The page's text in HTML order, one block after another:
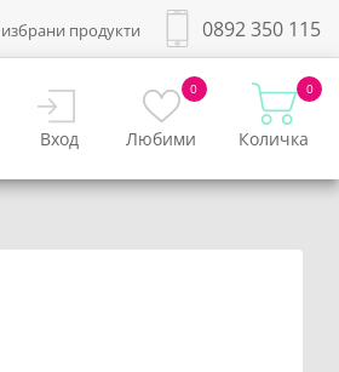
0892 350 115
продукти
Вход
0
Любими
0
Количка